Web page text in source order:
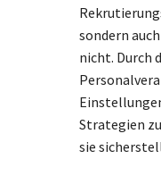
sondern
nicht. Durch
Strategien
sie